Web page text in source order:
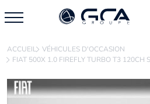
ACCUEIL VÉHICULES D'OCCASION
FIAT 500X 1.0 FIREFLY TURBO T3 120CH